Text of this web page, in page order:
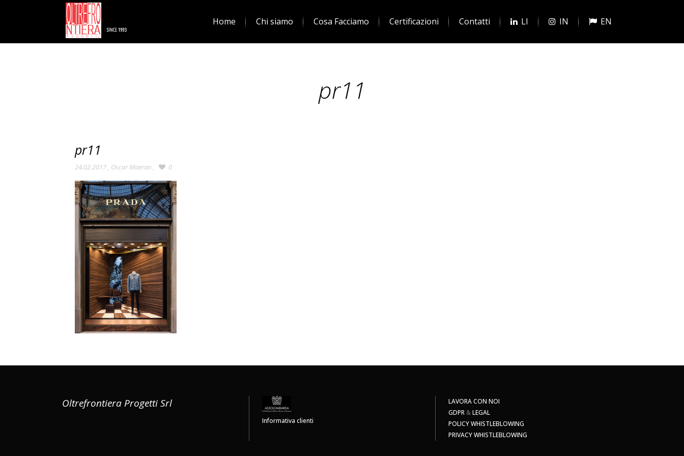
Home Chi siamo Cosa Facciamo Certificazioni Contatti LI IN EN
pr11
pr11
24.02.2017, Oscar Maeran, 0
Oltrefrontiera Progetti Srl
Informativa clienti
LAVORA CON NOI
GDPR &LEGAL
POLICY WHISTLEBLOWING
PRIVACY WHISTLEBLOWING